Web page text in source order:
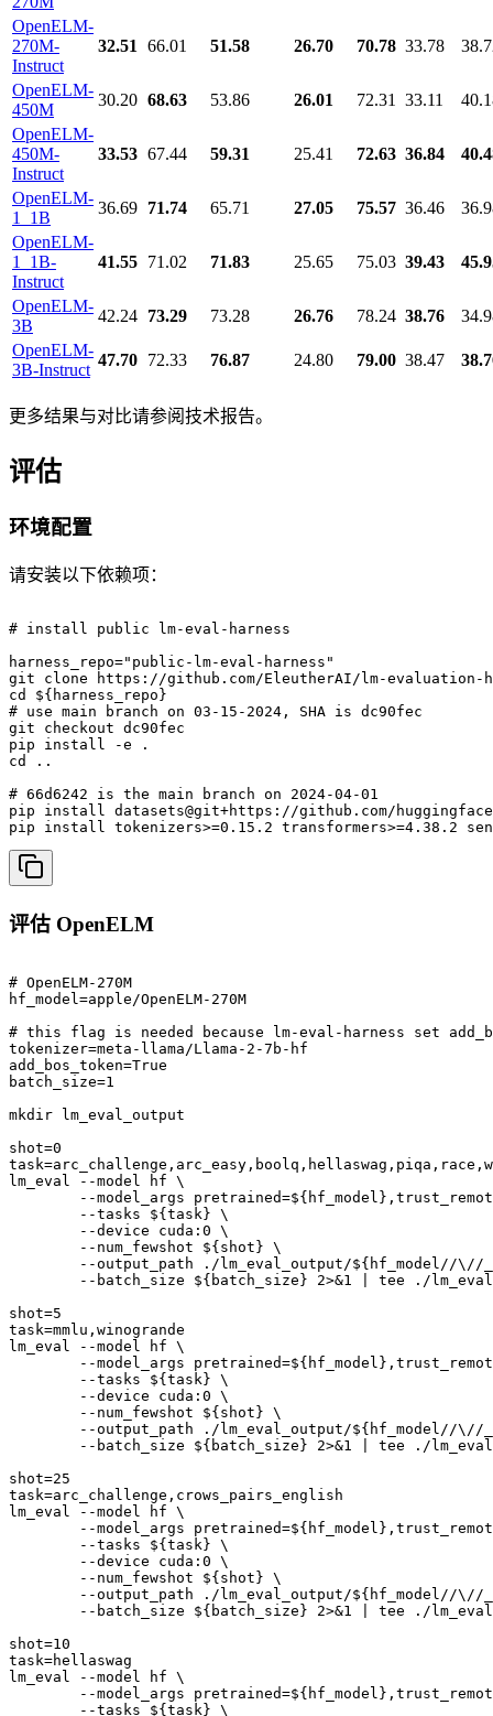
OpenELM-
270M-
Instruct
32.51 66.01 51.58 26.70 70.78 33.78
OpenELM-
450M
30.20 68.63 53.86 26.01 72.31 33.11
OpenELM-
450M-
Instruct
33.53 67.44 59.31 25.41 72.63 36.84
OpenELM-
1_1B
36.69 71.74 65.71 27.05 75.57 36.46
OpenELM-
1_1B-
Instruct
41.55 71.02 71.83 25.65 75.03 39.43
OpenELM-
3B
42.24 73.29 73.28 26.76 78.24 38.76
OpenELM-
3B-Instruct
47.70 72.33 76.87 24.80 79.00 38.47
更多结果与对比请参阅技术报告。
评估
环境配置
请安装以下依赖项：
# install public lm-eval-harness
harness_repo="public-lm-eval-harness"
git clone https://github.com/EleutherAI/lm-evaluation-
cd ${harness_repo}
# use main branch on 03-15-2024, SHA is dc90fec
git checkout dc90fec
pip install -e .
cd ..
# 66d6242 is the main branch on 2024-04-01
pip install datasets@git+https://github.com/huggingface/
评估 OpenELM
# OpenELM-270M
hf_model=apple/OpenELM-270M
# this flag is needed because lm-eval-harness set
tokenizer=meta-llama/Llama-2-7b-hf
add_bos_token=True
batch_size=1
mkdir lm_eval_output
shot=0
lm_eval --model hf \
--model_args
        --tasks ${task} \
        --device cuda:0 \
        --num_fewshot ${shot} \
--output_path ./lm_eval_output/${hf_model//\//
--batch_size ${batch_size} 2>&1 | tee ./
shot=5
task=mmlu,winogrande
lm_eval --model hf \
--model_args
        --tasks ${task} \
        --device cuda:0 \
        --num_fewshot ${shot} \
--output_path ./lm_eval_output/${hf_model//\//
--batch_size ${batch_size} 2>&1 | tee ./
shot=25
task=arc_challenge,crows_pairs_english
lm_eval --model hf \
--model_args
        --tasks ${task} \
        --device cuda:0 \
        --num_fewshot ${shot} \
--output_path ./lm_eval_output/${hf_model//\//
--batch_size ${batch_size} 2>&1 | tee ./
shot=10
task=hellaswag
lm_eval --model hf \
--model_args
        --tasks ${task} \